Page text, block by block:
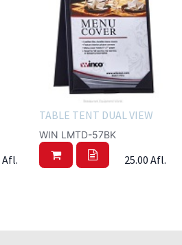
Afl.
TABLE TENT DUAL VIEW
WIN LMTD-57BK
25.00 Afl.